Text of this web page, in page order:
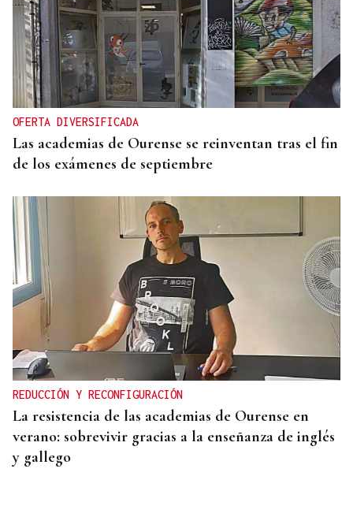
OFERTA DIVERSIFICADA
Las academias de Ourense se reinventan tras el fin
de los exámenes de septiembre
REDUCCIÓN Y RECONFIGURACIÓN
La resistencia de las academias de Ourense en
verano: sobrevivir gracias a la enseñanza de inglés
y gallego